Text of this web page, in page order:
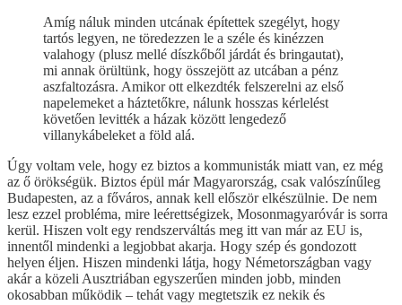
Amíg náluk minden utcának építettek szegélyt, hogy
tartós legyen, ne töredezzen le a széle és kinézzen
valahogy (plusz mellé díszkőből járdát és bringautat),
mi annak örültünk, hogy összejött az utcában a pénz
aszfaltozásra. Amikor ott elkezdték felszerelni az első
napelemeket a háztetőkre, nálunk hosszas kérlelést
követően levitték a házak között lengedező
villanykábeleket a föld alá.
Úgy voltam vele, hogy ez biztos a kommunisták miatt van, ez még
az ő örökségük. Biztos épül már Magyarország, csak valószínűleg
Budapesten, az a főváros, annak kell először elkészülnie. De nem
lesz ezzel probléma, mire leérettségizek, Mosonmagyaróvár is sorra
kerül. Hiszen volt egy rendszerváltás meg itt van már az EU is,
innentől mindenki a legjobbat akarja. Hogy szép és gondozott
helyen éljen. Hiszen mindenki látja, hogy Németországban vagy
akár a közeli Ausztriában egyszerűen minden jobb, minden
okosabban működik – tehát vagy megtetszik ez nekik és